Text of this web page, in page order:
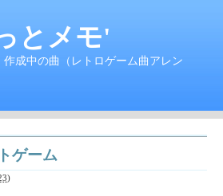
とメモ'
作成中の曲（レトロゲーム曲アレン
ゲーム
)